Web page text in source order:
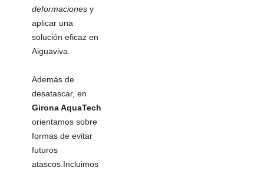
deformaciones y
aplicar una
solución eficaz en
Aiguaviva.
Además de
desatascar, en
Girona AquaTech
orientamos sobre
formas de evitar
futuros
atascos.Incluimos